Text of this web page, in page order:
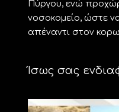
Πύργου, ενώ
νοσοκομείο, ώστε
απέναντι στον
Ίσως σας